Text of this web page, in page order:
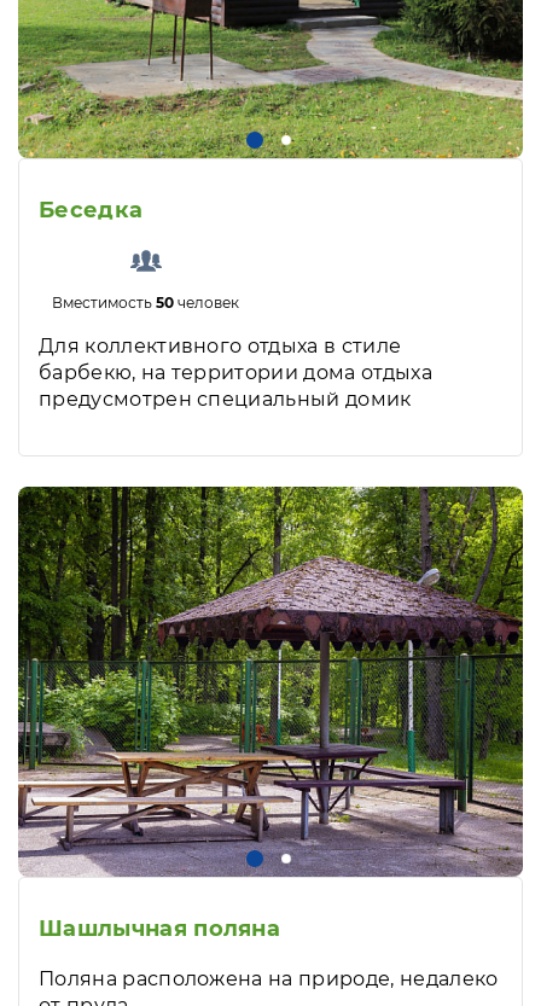
Беседка
Вместимость50 человек
Для коллективного отдыха в стиле
барбекю, на территории дома отдыха
предусмотрен специальный домик
Шашлычная поляна
Поляна расположена на природе, недалеко